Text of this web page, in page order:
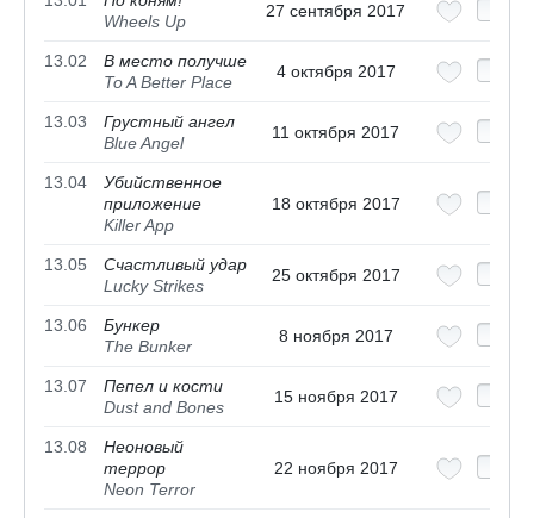
Wheels Up
27 сентября 2017
13.02
В место получше
To A Better Place
4 октября 2017
13.03
Грустный ангел
Blue Angel
11 октября 2017
13.04
Убийственное
приложение
Killer App
18 октября 2017
13.05
Счастливый удар
Lucky Strikes
25 октября 2017
13.06
Бункер
The Bunker
8 ноября 2017
13.07
Пепел и кости
Dust and Bones
15 ноября 2017
13.08
Неоновый
террор
Neon Terror
22 ноября 2017